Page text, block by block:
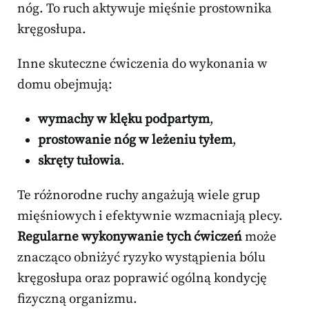
nóg. To ruch aktywuje mięśnie prostownika
kręgosłupa.
Inne skuteczne ćwiczenia do wykonania w
domu obejmują:
wymachy w klęku podpartym,
prostowanie nóg w leżeniu tyłem,
skręty tułowia.
Te różnorodne ruchy angażują wiele grup
mięśniowych i efektywnie wzmacniają plecy.
Regularne wykonywanie tych ćwiczeńmoże
znacząco obniżyć ryzyko wystąpienia bólu
kręgosłupa oraz poprawić ogólną kondycję
fizyczną organizmu.